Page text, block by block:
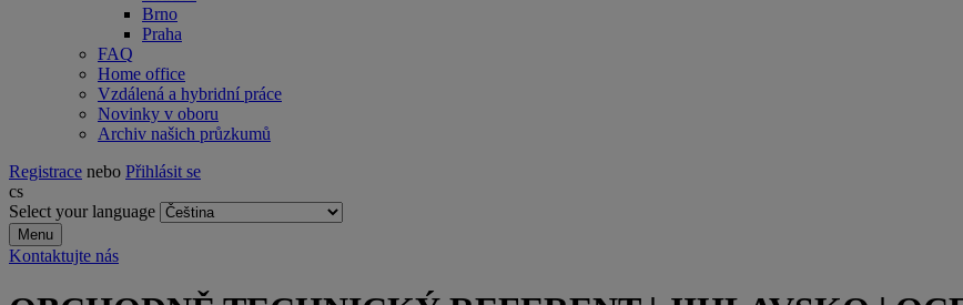
Brno
Praha
FAQ
Home office
Vzdálená a hybridní práce
Novinky v oboru
Archiv našich průzkumů
Registrace nebo Přihlásit se
cs
Select your language
Menu
Kontaktujte nás